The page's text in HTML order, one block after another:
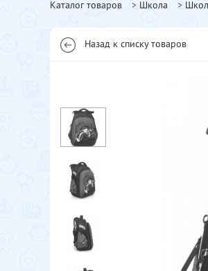
Каталог товаров > Школа >
Назад к списку товаров